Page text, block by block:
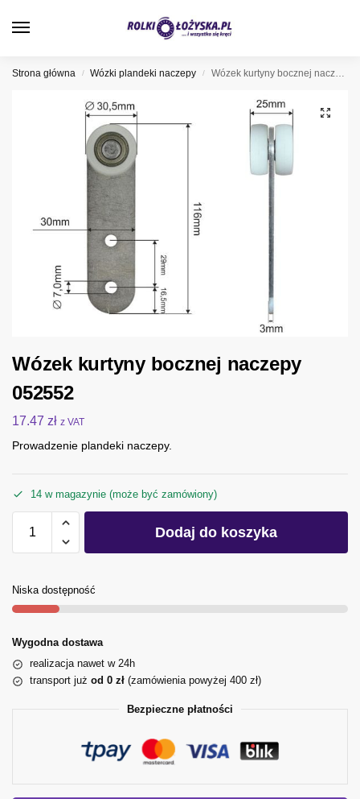
Strona główna / Wózki plandeki naczepy / Wózek kurtyny bocznej naczepy 052552
Wózek kurtyny bocznej naczepy
052552
17.47 zł z VAT
Prowadzenie plandeki naczepy.
14 w magazynie (może być zamówiony)
Dodaj do koszyka
Niska dostępność
Wygodna dostawa
realizacja nawet w 24h
transport już od 0 zł (zamówienia powyżej 400 zł)
Bezpieczne płatności